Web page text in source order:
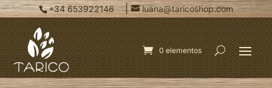
+34 653922146 | luana@taricoshop.com
0 elementos